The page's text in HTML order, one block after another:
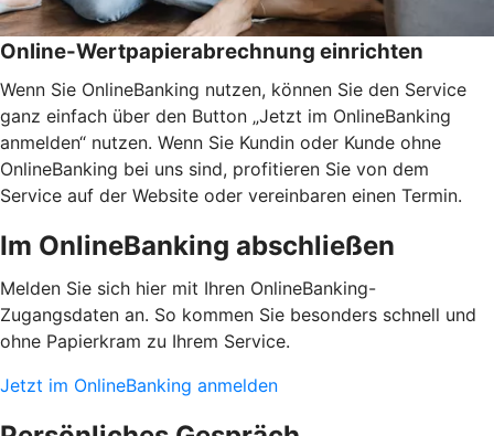
Online-Wertpapierabrechnung einrichten
Wenn Sie OnlineBanking nutzen, können Sie den Service
ganz einfach über den Button „Jetzt im OnlineBanking
anmelden“ nutzen. Wenn Sie Kundin oder Kunde ohne
OnlineBanking bei uns sind, profitieren Sie von dem
Service auf der Website oder vereinbaren einen Termin.
Im OnlineBanking abschließen
Melden Sie sich hier mit Ihren OnlineBanking-
Zugangsdaten an. So kommen Sie besonders schnell und
ohne Papierkram zu Ihrem Service.
Jetzt im OnlineBanking anmelden